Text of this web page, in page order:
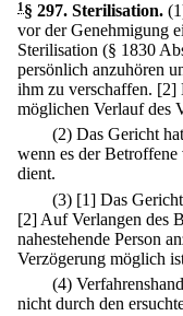
1 § 297. Sterilisation.
vor der Genehmigung
Sterilisation (§ 1830
persönlich anzuhören
ihm zu verschaffen. [2]
möglichen Verlauf des
(2) Das Gericht
wenn es der
dient.
(3) [1] Das
[2] Auf Verlangen des
nahestehende Person
Verzögerung möglich
(4)
nicht durch den